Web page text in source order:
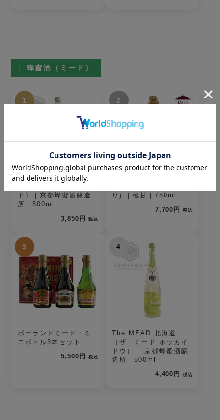
蜂蜜酒（ミード）
1
ド）｜京都蜂蜜酒醸造
所｜500ml
3,850円
税込
2
り) ｜極甘｜750ml
7,700円
税込
3
ポーランドミード・ミ
ニボトル3本セット
5,500円
税込
4
The MEAD 北海道
（ザ・ミード ホッカイ
ドウ） ｜京都蜂蜜酒醸
造所｜500ml
4,400円
税込